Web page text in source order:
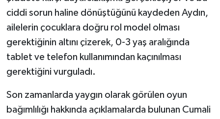
ciddi sorun haline dönüştüğünü kaydeden Aydın,
ailelerin çocuklara doğru rol model olması
gerektiğinin altını çizerek, 0-3 yaş aralığında
tablet ve telefon kullanımından kaçınılması
gerektiğini vurguladı.
Son zamanlarda yaygın olarak görülen oyun
bağımlılığı hakkında açıklamalarda bulunan Cumali